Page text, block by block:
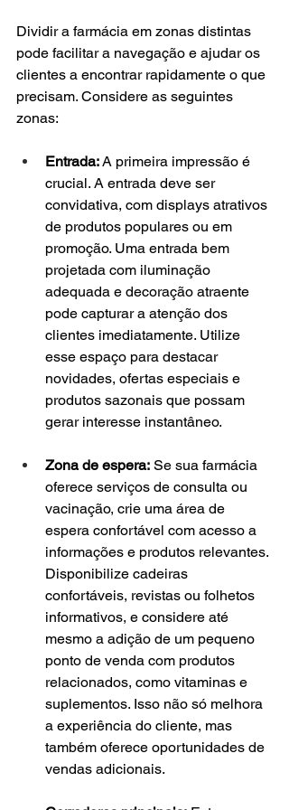
Dividir a farmácia em zonas distintas
pode facilitar a navegação e ajudar os
clientes a encontrar rapidamente o que
precisam. Considere as seguintes
zonas:
Entrada: A primeira impressão é
crucial. A entrada deve ser
convidativa, com displays atrativos
de produtos populares ou em
promoção. Uma entrada bem
projetada com iluminação
adequada e decoração atraente
pode capturar a atenção dos
clientes imediatamente. Utilize
esse espaço para destacar
novidades, ofertas especiais e
produtos sazonais que possam
gerar interesse instantâneo.
Zona de espera: Se sua farmácia
oferece serviços de consulta ou
vacinação, crie uma área de
espera confortável com acesso a
informações e produtos relevantes.
Disponibilize cadeiras
confortáveis, revistas ou folhetos
informativos, e considere até
mesmo a adição de um pequeno
ponto de venda com produtos
relacionados, como vitaminas e
suplementos. Isso não só melhora
a experiência do cliente, mas
também oferece oportunidades de
vendas adicionais.